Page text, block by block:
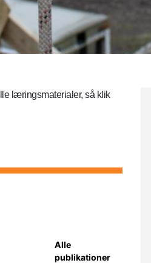
læringsmaterialer, så klik
Alle
publikationer